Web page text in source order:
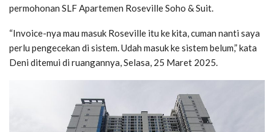
permohonan SLF Apartemen Roseville Soho & Suit.
“Invoice-nya mau masuk Roseville itu ke kita, cuman nanti saya
perlu pengecekan di sistem. Udah masuk ke sistem belum,” kata
Deni ditemui di ruangannya, Selasa, 25 Maret 2025.